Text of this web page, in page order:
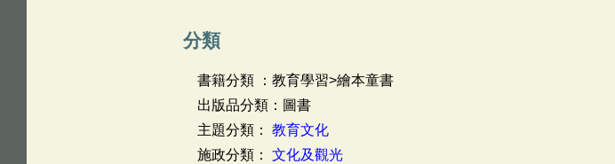
分類
書籍分類 ：教育學習>繪本童書
出版品分類：圖書
主題分類： 教育文化
施政分類： 文化及觀光